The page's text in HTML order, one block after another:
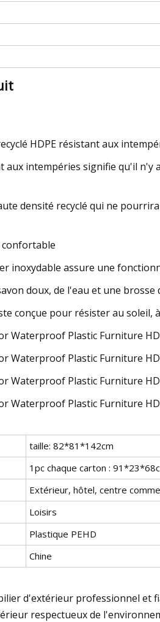
HDPE résistant aux
aux intempéries signifie qu'il
densité recyclé qui ne
confortable
inoxydable assure une
doux, de l'eau et une brosse
conçue pour résister au soleil,
taille: 82*81*142cm
1pc chaque carton :
Extérieur, hôtel, centre
Loisirs
Plastique PEHD
Chine
d'extérieur professionnel et
respectueux de